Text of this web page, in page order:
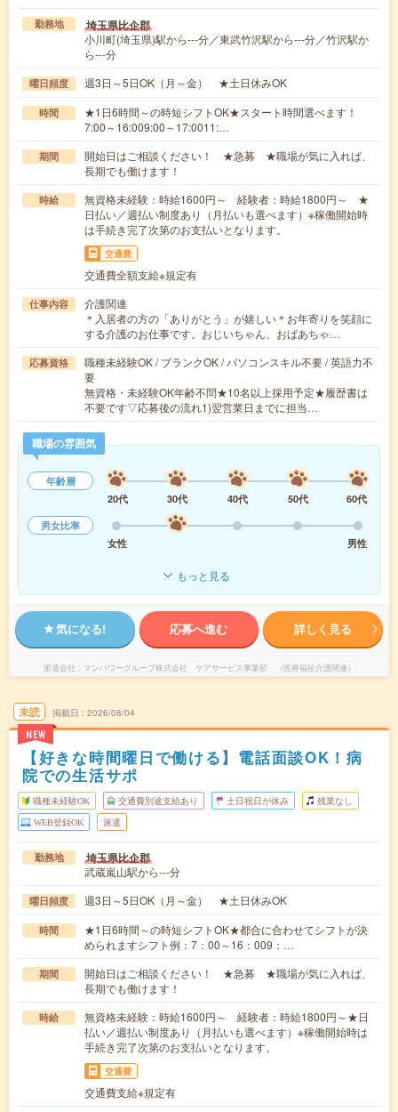
勤務地 埼玉県比企郡
小川町(埼玉県)駅から---分／東武竹沢駅から---分／竹沢駅か
ら---分
曜日頻度 週3日～5日OK（月～金） ★土日休みOK
時間
★1日6時間～の時短シフトOK★スタート時間選べます！
7:00～16:009:00～17:0011:…
期間
開始日はご相談ください！ ★急募 ★職場が気に入れば、
長期でも働けます！
時給
無資格未経験：時給1600円～ 経験者：時給1800円～ ★
日払い／週払い制度あり（月払いも選べます）※稼働開始時
は手続き完了次第のお支払いとなります。
交通費
交通費全額支給※規定有
仕事内容
介護関連
＊入居者の方の「ありがとう」が嬉しい＊お年寄りを笑顔に
する介護のお仕事です。おじいちゃん、おばあちゃ…
応募資格
職種未経験OK / ブランクOK / パソコンスキル不要 / 英語力不
要
無資格・未経験OK年齢不問★10名以上採用予定★履歴書は
不要です▽応募後の流れ1)翌営業日までに担当…
職場の雰囲気
年齢層
20代
30代 40代 50代
60代
男女比率
女性
男性
もっと見る
気になる! 応募へ進む 詳しく見る
派遣会社 マンパワーグループ株式会社 ケアサービス事業部 （医療福祉介護関連）
未読
NEW
掲載日 2026/08/04
【好きな時間曜日で働ける】電話面談OK！病
院での生活サポ
職種未経験OK 交通費別途支給あり 土日祝日が休み 残業なし
WEB登録OK 派遣
勤務地 埼玉県比企郡
武蔵嵐山駅から---分
曜日頻度 週3日～5日OK（月～金） ★土日休みOK
時間
★1日6時間～の時短シフトOK★都合に合わせてシフトが決
められますシフト例：7：00～16：009：…
期間
開始日はご相談ください！ ★急募 ★職場が気に入れば、
長期でも働けます！
時給
無資格未経験：時給1600円～ 経験者：時給1800円～★日
払い／週払い制度あり（月払いも選べます）※稼働開始時は
手続き完了次第のお支払いとなります。
交通費
交通費支給※規定有